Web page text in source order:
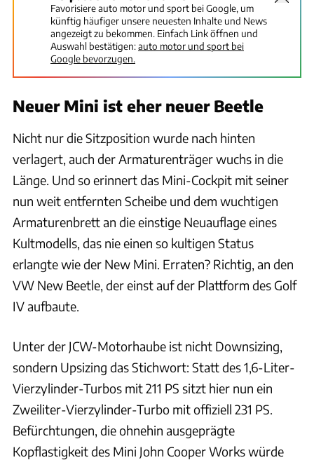
Favorisiere auto motor und sport bei Google, um
künftig häufiger unsere neuesten Inhalte und News
angezeigt zu bekommen. Einfach Link öffnen und
Auswahl bestätigen:auto motor und sport bei
Google bevorzugen.
Neuer Mini ist eher neuer Beetle
Nicht nur die Sitzposition wurde nach hinten
verlagert, auch der Armaturenträger wuchs in die
Länge. Und so erinnert das Mini-Cockpit mit seiner
nun weit entfernten Scheibe und dem wuchtigen
Armaturenbrett an die einstige Neuauflage eines
Kultmodells, das nie einen so kultigen Status
erlangte wie der New Mini. Erraten? Richtig, an den
VW New Beetle, der einst auf der Plattform des Golf
IV aufbaute.
Unter der JCW-Motorhaube ist nicht Downsizing,
sondern Upsizing das Stichwort: Statt des 1,6-Liter-
Vierzylinder-Turbos mit 211 PS sitzt hier nun ein
Zweiliter-Vierzylinder-Turbo mit offiziell 231 PS.
Befürchtungen, die ohnehin ausgeprägte
Kopflastigkeit des Mini John Cooper Works würde